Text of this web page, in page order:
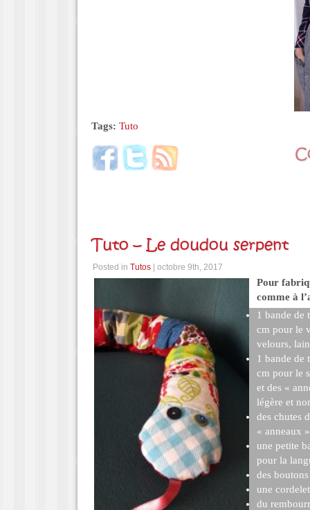
Tags: Tuto
Tuto – Le doudou serpent
Posted in Tutos | octobre 9th, 2017
Pour
comme à
1 bande de
cm pour le
velours,
1 bande de
cm pour le
et des «
légère et
des chutes
« anneaux »
une petite
pour la
des
une
du